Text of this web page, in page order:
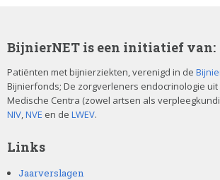
BijnierNET is een initiatief van:
Patiënten met bijnierziekten, verenigd in de
Bijnierfonds; De zorgverleners endocrinologie
Medische Centra (zowel artsen als
NIV,NVE en de LWEV.
Links
Jaarverslagen